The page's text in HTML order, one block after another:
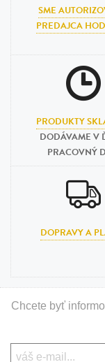
SME
PREDAJCA
PRODUKTY
DODÁVAME V
PRACOVNÝ
DOPRAVY A
Chcete byť